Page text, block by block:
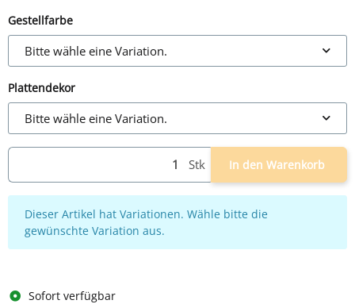
Gestellfarbe
Bitte wähle eine Variation.
Plattendekor
Bitte wähle eine Variation.
Stk In den Warenkorb
x
Dieser Artikel hat Variationen. Wähle bitte die
gewünschte Variation aus.
Sofort verfügbar